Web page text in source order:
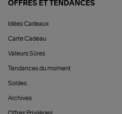
OFFRES ET TENDANCES
Idées Cadeaux
Carte Cadeau
Valeurs Sûres
Tendances du moment
Soldes
Archives
Offres Privilèges